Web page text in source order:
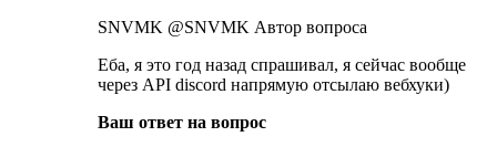
SNVMK @SNVMK Автор вопроса
Еба, я это год назад спрашивал, я сейчас вообще
через API discord напрямую отсылаю вебхуки)
Ваш ответ на вопрос